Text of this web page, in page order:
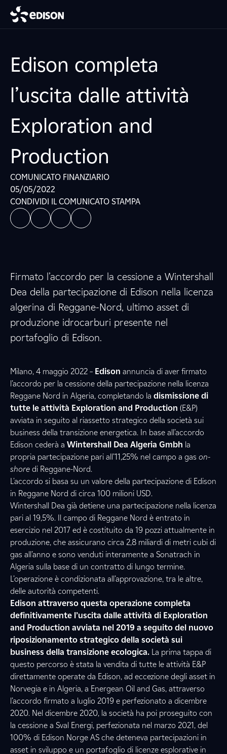
Edison completa
l’uscita dalle attività
Exploration and
Production
COMUNICATO FINANZIARIO
05/05/2022
CONDIVIDI IL COMUNICATO STAMPA
Firmato l’accordo per la cessione a Wintershall
Dea della partecipazione di Edison nella licenza
algerina di Reggane-Nord, ultimo asset di
produzione idrocarburi presente nel
portafoglio di Edison.
Milano, 4 maggio 2022 – Edison annuncia di aver firmato
l’accordo per la cessione della partecipazione nella licenza
Reggane Nord in Algeria, completando la dismissione di
tutte le attività Exploration and Production (E&P)
avviata in seguito al riassetto strategico della società sui
business della transizione energetica. In base all’accordo
Edison cederà a Wintershall Dea Algeria Gmbh la
propria partecipazione pari all’11,25% nel campo a gas on-
shore di Reggane-Nord.
L'accordo si basa su un valore della partecipazione di Edison
in Reggane Nord di circa 100 milioni USD.
Wintershall Dea già detiene una partecipazione nella licenza
pari al 19,5%. Il campo di Reggane Nord è entrato in
esercizio nel 2017 ed è costituito da 19 pozzi attualmente in
produzione, che assicurano circa 2,8 miliardi di metri cubi di
gas all’anno e sono venduti interamente a Sonatrach in
Algeria sulla base di un contratto di lungo termine.
L’operazione è condizionata all’approvazione, tra le altre,
delle autorità competenti.
Edison attraverso questa operazione completa
definitivamente l’uscita dalle attività di Exploration
and Production avviata nel 2019 a seguito del nuovo
riposizionamento strategico della società sui
business della transizione ecologica. La prima tappa di
questo percorso è stata la vendita di tutte le attività E&P
direttamente operate da Edison, ad eccezione degli asset in
Norvegia e in Algeria, a Energean Oil and Gas, attraverso
l’accordo firmato a luglio 2019 e perfezionato a dicembre
2020. Nel dicembre 2020, la società ha poi proseguito con
la cessione a Sval Energi, perfezionata nel marzo 2021, del
100% di Edison Norge AS che deteneva partecipazioni in
asset in sviluppo e un portafoglio di licenze esplorative in